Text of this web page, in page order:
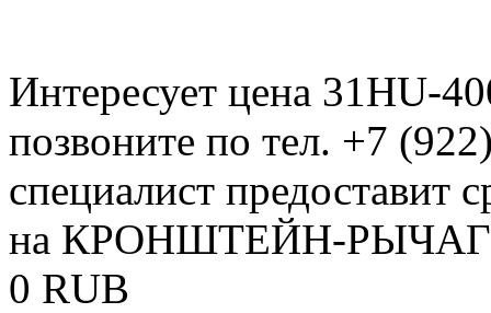
Интересует цена 31HU-
позвоните по тел. +7
специалист предоставит
на КРОНШТЕЙН-РЫЧАГ
0 RUB